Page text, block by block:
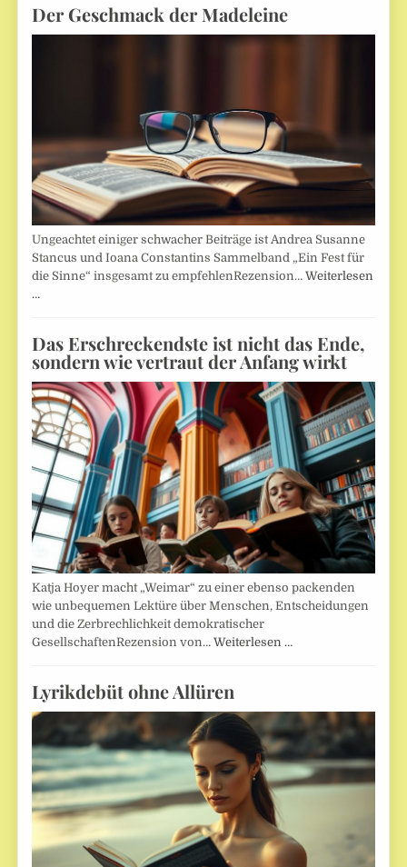
Der Geschmack der Madeleine
Ungeachtet einiger schwacher Beiträge ist Andrea Susanne
Stancus und Ioana Constantins Sammelband „Ein Fest für
die Sinne“ insgesamt zu empfehlenRezension…Weiterlesen
…
Das Erschreckendste ist nicht das Ende,
sondern wie vertraut der Anfang wirkt
Katja Hoyer macht „Weimar“ zu einer ebenso packenden
wie unbequemen Lektüre über Menschen, Entscheidungen
und die Zerbrechlichkeit demokratischer
GesellschaftenRezension von…Weiterlesen …
Lyrikdebüt ohne Allüren